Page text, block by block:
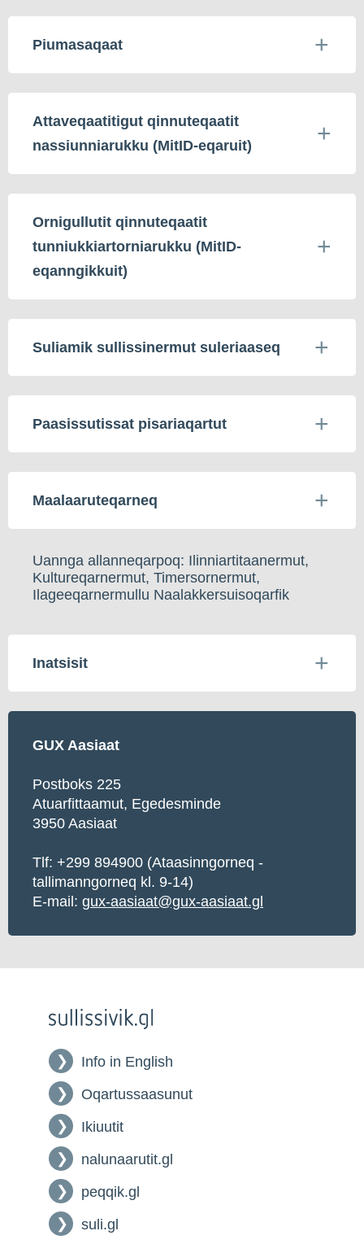
Piumasaqaat
Attaveqaatitigut qinnuteqaatit
nassiunniarukku (MitID-eqaruit)
Ornigullutit qinnuteqaatit
tunniukkiartorniarukku (MitID-
eqanngikkuit)
Suliamik sullissinermut suleriaaseq
Paasissutissat pisariaqartut
Maalaaruteqarneq
Uannga allanneqarpoq: Ilinniartitaanermut,
Kultureqarnermut, Timersornermut,
Ilageeqarnermullu Naalakkersuisoqarfik
Inatsisit
GUX Aasiaat
Postboks 225
Atuarfittaamut, Egedesminde
3950 Aasiaat
Tlf: +299 894900 (Ataasinngorneq -
tallimanngorneq kl. 9-14)
E-mail: gux-aasiaat@gux-aasiaat.gl
Info in English
Oqartussaasunut
Ikiuutit
nalunaarutit.gl
peqqik.gl
suli.gl